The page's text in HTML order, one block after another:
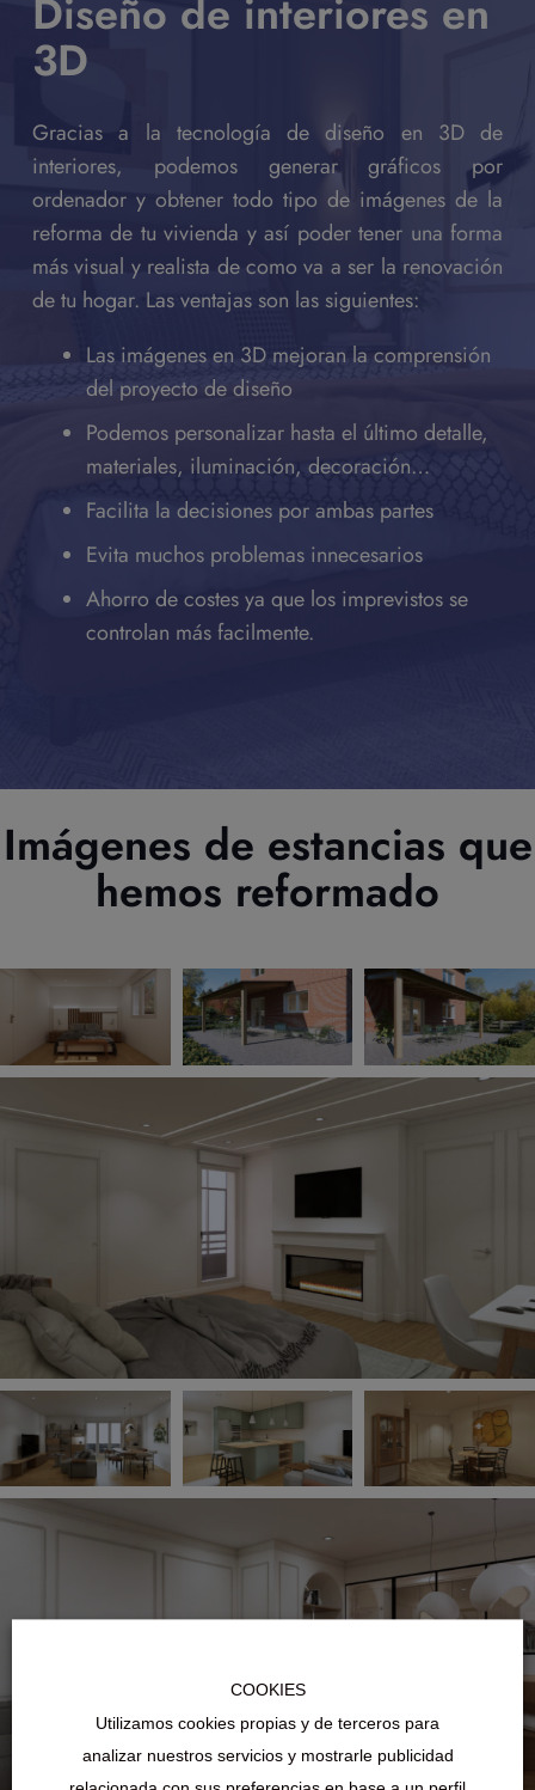
Diseño de interiores en
3D
Gracias a la tecnología de diseño en 3D de
interiores, podemos generar gráficos por
ordenador y obtener todo tipo de imágenes de la
reforma de tu vivienda y así poder tener una forma
más visual y realista de como va a ser la renovación
de tu hogar. Las ventajas son las siguientes:
Las imágenes en 3D mejoran la comprensión
del proyecto de diseño
Podemos personalizar hasta el último detalle,
materiales, iluminación, decoración…
Facilita la decisiones por ambas partes
Evita muchos problemas innecesarios
Ahorro de costes ya que los imprevistos se
controlan más facilmente.
Imágenes de estancias que
hemos reformado
COOKIES
Utilizamos cookies propias y de terceros para
analizar nuestros servicios y mostrarle publicidad